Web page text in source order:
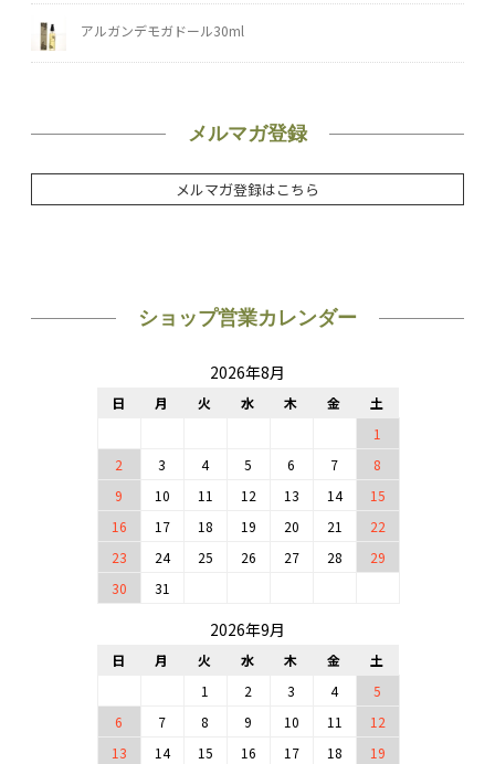
アルガンデモガドール30ml
メルマガ登録
メルマガ登録はこちら
ショップ営業カレンダー
2026年8月
日 月 火 水 木 金
土
1
2
3 4 5 6 7
8
9
10 11 12 13 14
15
16
17 18 19 20 21
22
23
24 25 26 27 28
29
30
31
2026年9月
日 月 火 水 木 金
土
1
2 3 4
5
6
7 8 9 10 11
12
13
14 15 16 17 18
19